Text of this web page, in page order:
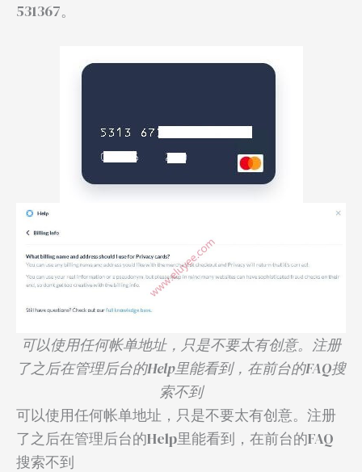
531367。
可以使用任何帐单地址，只是不要太有创意。注册
了之后在管理后台的Help里能看到，在前台的FAQ搜
索不到
可以使用任何帐单地址，只是不要太有创意。注册
了之后在管理后台的Help里能看到，在前台的FAQ
搜索不到